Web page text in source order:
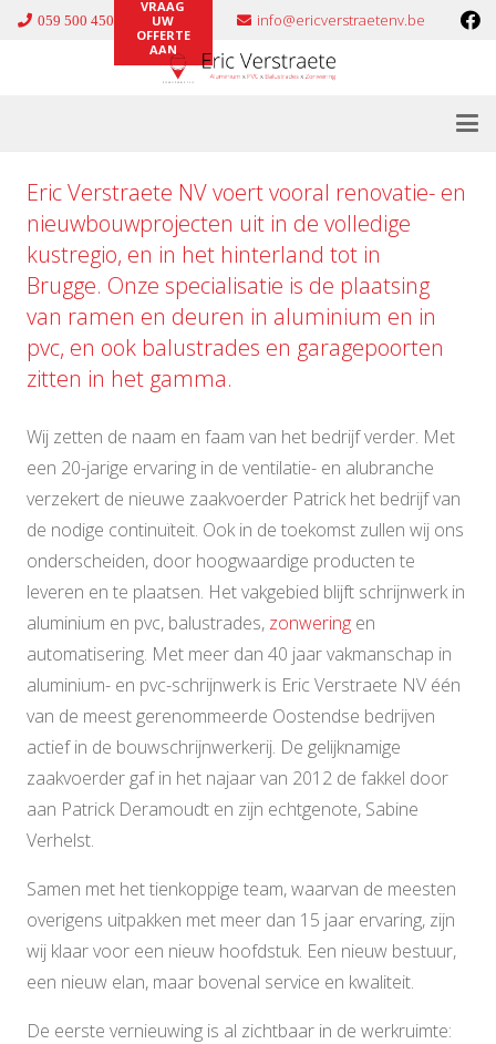
059 500 450
VRAAG
UW
OFFERTE
AAN
info@ericverstraetenv.be
Eric Verstraete NV voert vooral renovatie- en
nieuwbouwprojecten uit in de volledige
kustregio, en in het hinterland tot in
Brugge. Onze specialisatie is de plaatsing
van ramen en deuren in aluminium en in
pvc, en ook balustrades en garagepoorten
zitten in het gamma.
Wij zetten de naam en faam van het bedrijf verder. Met
een 20-jarige ervaring in de ventilatie- en alubranche
verzekert de nieuwe zaakvoerder Patrick het bedrijf van
de nodige continuïteit. Ook in de toekomst zullen wij ons
onderscheiden, door hoogwaardige producten te
leveren en te plaatsen. Het vakgebied blijft schrijnwerk in
aluminium en pvc, balustrades, zonwering en
automatisering. Met meer dan 40 jaar vakmanschap in
aluminium- en pvc-schrijnwerk is Eric Verstraete NV één
van de meest gerenommeerde Oostendse bedrijven
actief in de bouwschrijnwerkerij. De gelijknamige
zaakvoerder gaf in het najaar van 2012 de fakkel door
aan Patrick Deramoudt en zijn echtgenote, Sabine
Verhelst.
Samen met het tienkoppige team, waarvan de meesten
overigens uitpakken met meer dan 15 jaar ervaring, zijn
wij klaar voor een nieuw hoofdstuk. Een nieuw bestuur,
een nieuw elan, maar bovenal service en kwaliteit.
De eerste vernieuwing is al zichtbaar in de werkruimte: